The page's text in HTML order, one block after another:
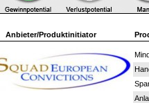
Anbieter/Produktinitiator